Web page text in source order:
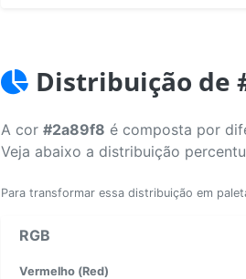
Distribuição de
A cor #2a89f8 é composta por
Veja abaixo a distribuição
Para transformar essa distribuição em
RGB
Vermelho (Red)